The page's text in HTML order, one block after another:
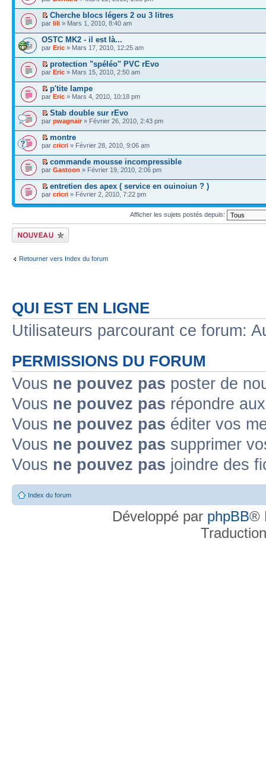
Cherche blocs légers 2 ou 3 litres
par lili » Mars 1, 2010, 8:40 am
OSTC MK2 - il est là...
par Eric » Mars 17, 2010, 12:25 am
protection "spéléo" PVC rEvo
par Eric » Mars 15, 2010, 2:50 am
p'tite lampe
par Eric » Mars 4, 2010, 10:18 pm
Stab double sur rEvo
par pwagnair» Février 26, 2010, 2:43 pm
montre
par cricri » Février 28, 2010, 9:06 am
commande mousse incompressible
par Gastoon » Février 19, 2010, 2:06 pm
entretien des apex ( service en ouinoiun ? )
par cricri » Février 2, 2010, 7:22 pm
Afficher les sujets postés depuis:
Écrire un nouveau
sujet
Retourner vers Index du forum
QUI EST EN LIGNE
Utilisateurs parcourant ce forum:
PERMISSIONS DU FORUM
Vous ne pouvez pas poster de
Vous ne pouvez pas répondre
Vous ne pouvez pas éditer vos
Vous ne pouvez pas supprimer
Vous ne pouvez pas joindre des
Index du forum
Développé par phpBB®